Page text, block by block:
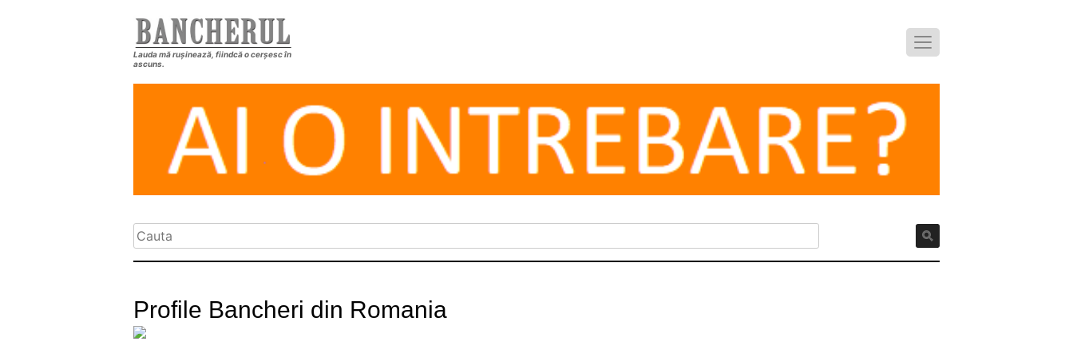
Lauda mă rușinează, fiindcă o cerșesc în
ascuns.
Profile Bancheri din Romania